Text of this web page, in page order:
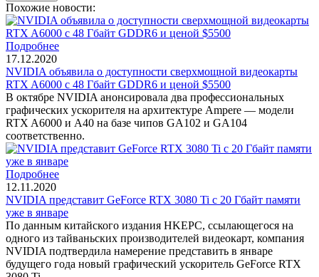
Похожие новости:
Подробнее
17.12.2020
NVIDIA объявила о доступности сверхмощной видеокарты
RTX A6000 с 48 Гбайт GDDR6 и ценой $5500
В октябре NVIDIA анонсировала два профессиональных
графических ускорителя на архитектуре Ampere — модели
RTX A6000 и A40 на базе чипов GA102 и GA104
соответственно.
Подробнее
12.11.2020
NVIDIA представит GeForce RTX 3080 Ti с 20 Гбайт памяти
уже в январе
По данным китайского издания HKEPC, ссылающегося на
одного из тайваньских производителей видеокарт, компания
NVIDIA подтвердила намерение представить в январе
будущего года новый графический ускоритель GeForce RTX